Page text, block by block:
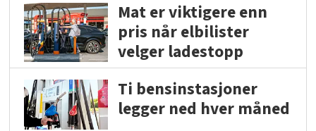
Mat er viktigere enn
pris når elbilister
velger ladestopp
Ti bensinstasjoner
legger ned hver måned